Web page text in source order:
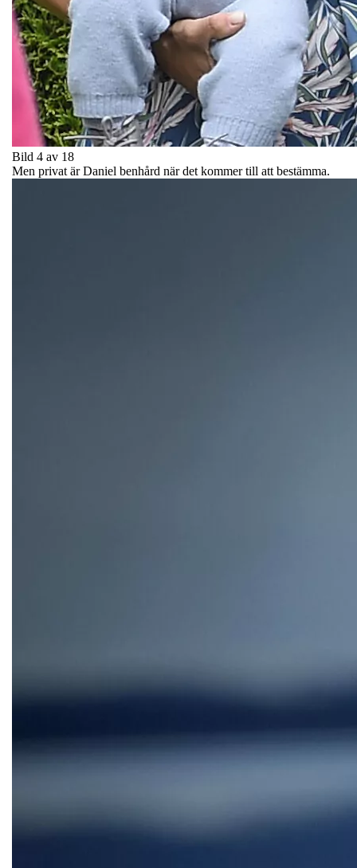
Bild 4 av 18
Men privat är Daniel benhård när det kommer till att bestämma.